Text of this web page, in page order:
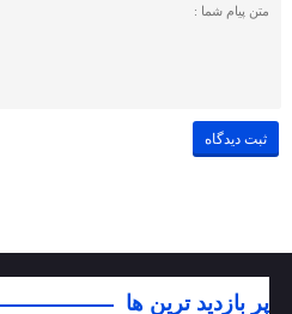
پر بازدید ترین ها